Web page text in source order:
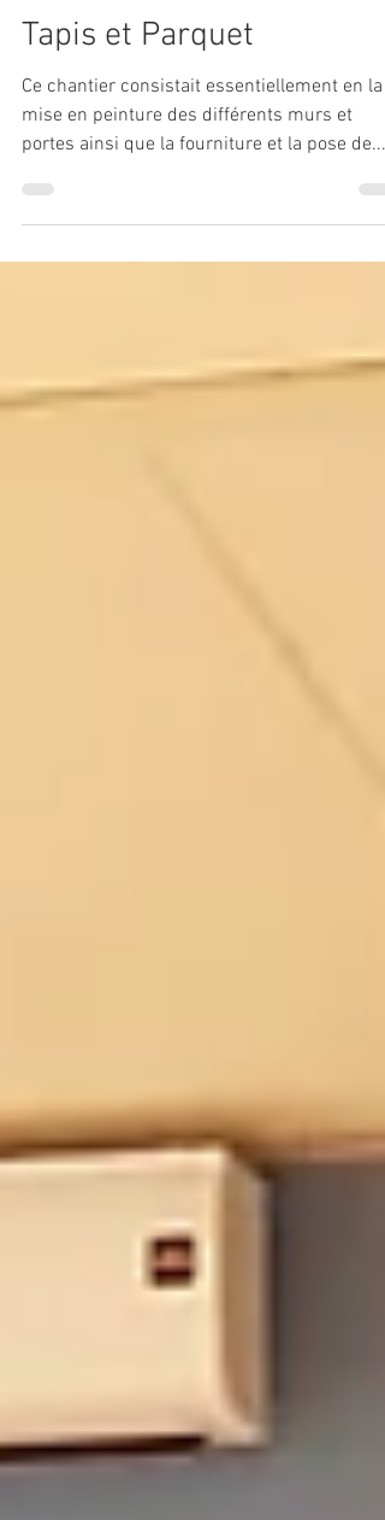
Revêtement de sol en
Tapis et Parquet
Ce chantier consistait essentiellement en la
portes ainsi que la fourniture et la pose de...